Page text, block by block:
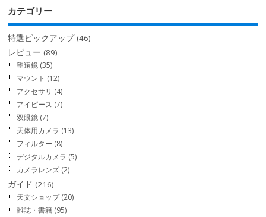
カテゴリー
特選ピックアップ(46)
レビュー (89)
望遠鏡 (35)
マウント (12)
アクセサリ (4)
アイピース (7)
双眼鏡 (7)
天体用カメラ (13)
フィルター (8)
デジタルカメラ (5)
カメラレンズ (2)
ガイド (216)
天文ショップ(20)
雑誌・書籍 (95)